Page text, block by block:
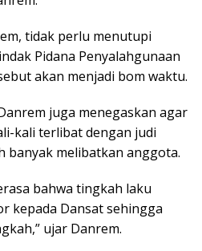
tidak perlu menutupi
Pidana Penyalahgunaan
akan menjadi bom waktu.
juga menegaskan agar
kali terlibat dengan judi
banyak melibatkan anggota.
bahwa tingkah laku
kepada Dansat sehingga
ujar Danrem.